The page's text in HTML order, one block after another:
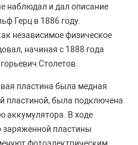
наблюдал и дал описание
Герц в 1886 году.
независимое физическое
начиная с 1888 года
Столетов.
пластина была медная
пластиной, была подключена
аккумулятора. В ходе
заряженной пластины
фотоэлектрическим